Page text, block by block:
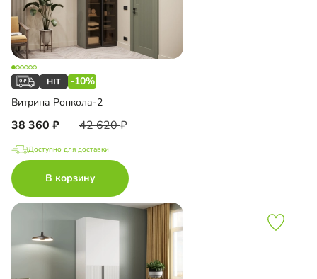
-10%
Витрина Ронкола-2
38 360 42 620
Доступно для доставки
В корзину